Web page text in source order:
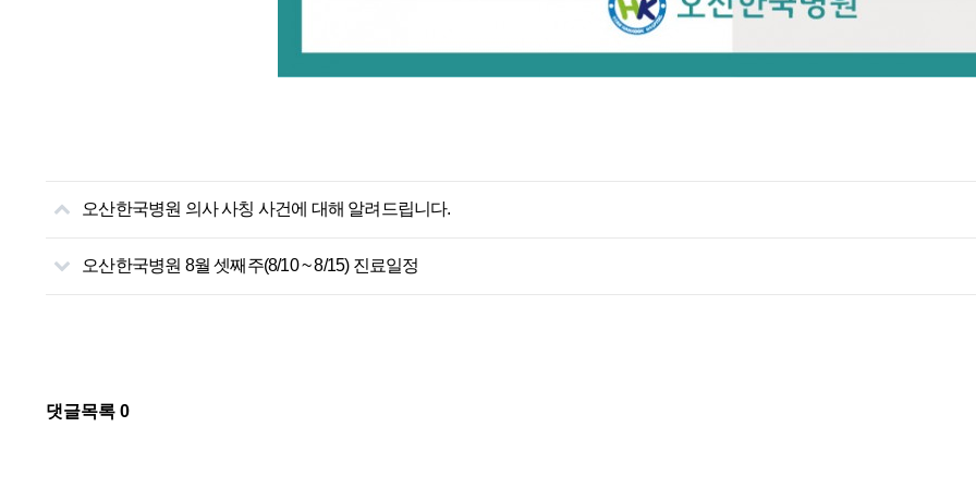
오산한국병원 의사 사칭 사건에 대해 알려드립니다.
오산한국병원 8월 셋째주(8/10 ~ 8/15) 진료일정
댓글목록 0